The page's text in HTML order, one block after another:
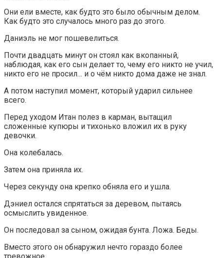
Они ели вместе, как будто это было обычным делом.
Как будто это случалось много раз до этого.
Даниэль не мог пошевелиться.
Почти двадцать минут он стоял как вкопанный,
наблюдая, как его сын делает то, чему его никто не учил,
никто его не просил… и о чём никто дома даже не знал.
А потом наступил момент, который ударил сильнее
всего.
Перед уходом Итан полез в карман, вытащил
сложенные купюры и тихонько вложил их в руку
девочки.
Она колебалась.
Затем она приняла их.
Через секунду она крепко обняла его и ушла.
Дэниел остался спрятаться за деревом, пытаясь
осмыслить увиденное.
Он последовал за сыном, ожидая бунта. Ложа. Беды.
Вместо этого он обнаружил нечто гораздо более